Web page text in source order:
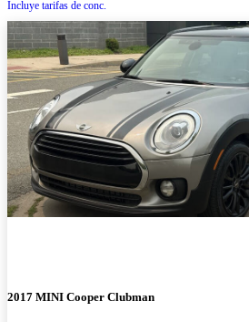
Incluye tarifas de conc.
2017 MINI Cooper Clubman